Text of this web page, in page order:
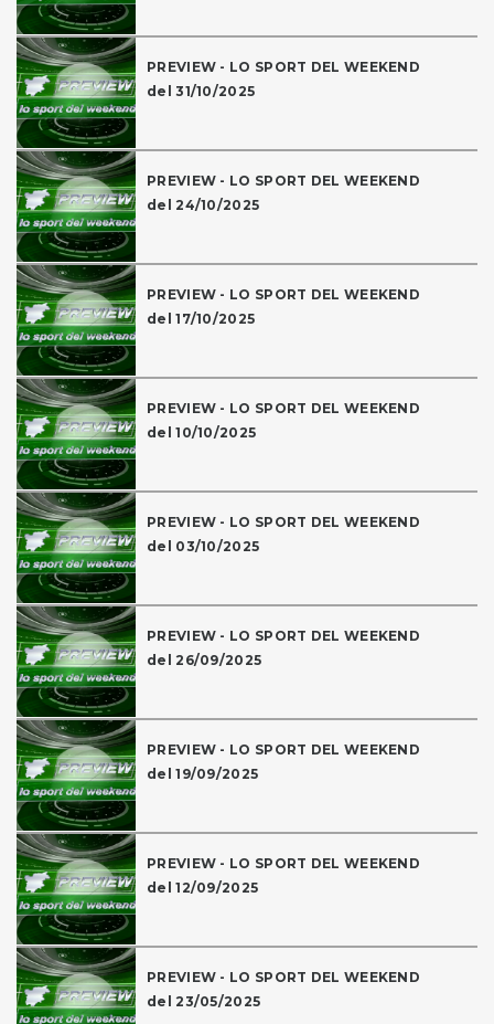
PREVIEW - LO SPORT DEL WEEKEND
del 31/10/2025
PREVIEW - LO SPORT DEL WEEKEND
del 24/10/2025
PREVIEW - LO SPORT DEL WEEKEND
del 17/10/2025
PREVIEW - LO SPORT DEL WEEKEND
del 10/10/2025
PREVIEW - LO SPORT DEL WEEKEND
del 03/10/2025
PREVIEW - LO SPORT DEL WEEKEND
del 26/09/2025
PREVIEW - LO SPORT DEL WEEKEND
del 19/09/2025
PREVIEW - LO SPORT DEL WEEKEND
del 12/09/2025
PREVIEW - LO SPORT DEL WEEKEND
del 23/05/2025